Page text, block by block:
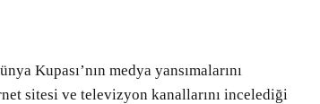
Kupası’nın medya yansımalarını
sitesi ve televizyon kanallarını incelediği